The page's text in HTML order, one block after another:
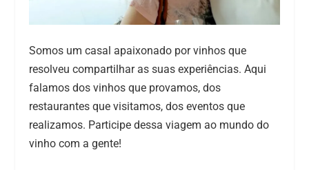
Somos um casal apaixonado por vinhos que
resolveu compartilhar as suas experiências. Aqui
falamos dos vinhos que provamos, dos
restaurantes que visitamos, dos eventos que
realizamos. Participe dessa viagem ao mundo do
vinho com a gente!